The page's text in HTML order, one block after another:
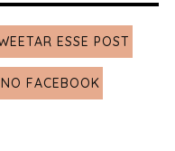
ESSE POST
FACEBOOK